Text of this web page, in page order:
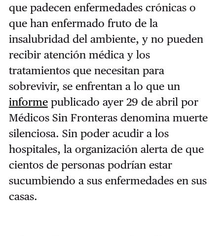
que padecen enfermedades crónicas o
que han enfermado fruto de la
insalubridad del ambiente, y no pueden
recibir atención médica y los
tratamientos que necesitan para
sobrevivir, se enfrentan a lo que un
informepublicado ayer 29 de abril por
Médicos Sin Fronteras denomina muerte
silenciosa. Sin poder acudir a los
hospitales, la organización alerta de que
cientos de personas podrían estar
sucumbiendo a sus enfermedades en sus
casas.